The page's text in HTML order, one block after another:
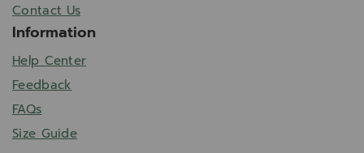
Contact Us
Information
Help Center
Feedback
FAQs
Size Guide